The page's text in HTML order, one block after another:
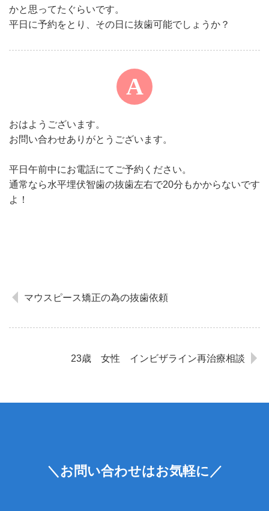
かと思ってたぐらいです。
平日に予約をとり、その日に抜歯可能でしょうか？
おはようございます。
お問い合わせありがとうございます。
平日午前中にお電話にてご予約ください。
通常なら水平埋伏智歯の抜歯左右で20分もかからないです
よ！
マウスピース矯正の為の抜歯依頼
23歳 女性 インビザライン再治療相談
＼お問い合わせはお気軽に／